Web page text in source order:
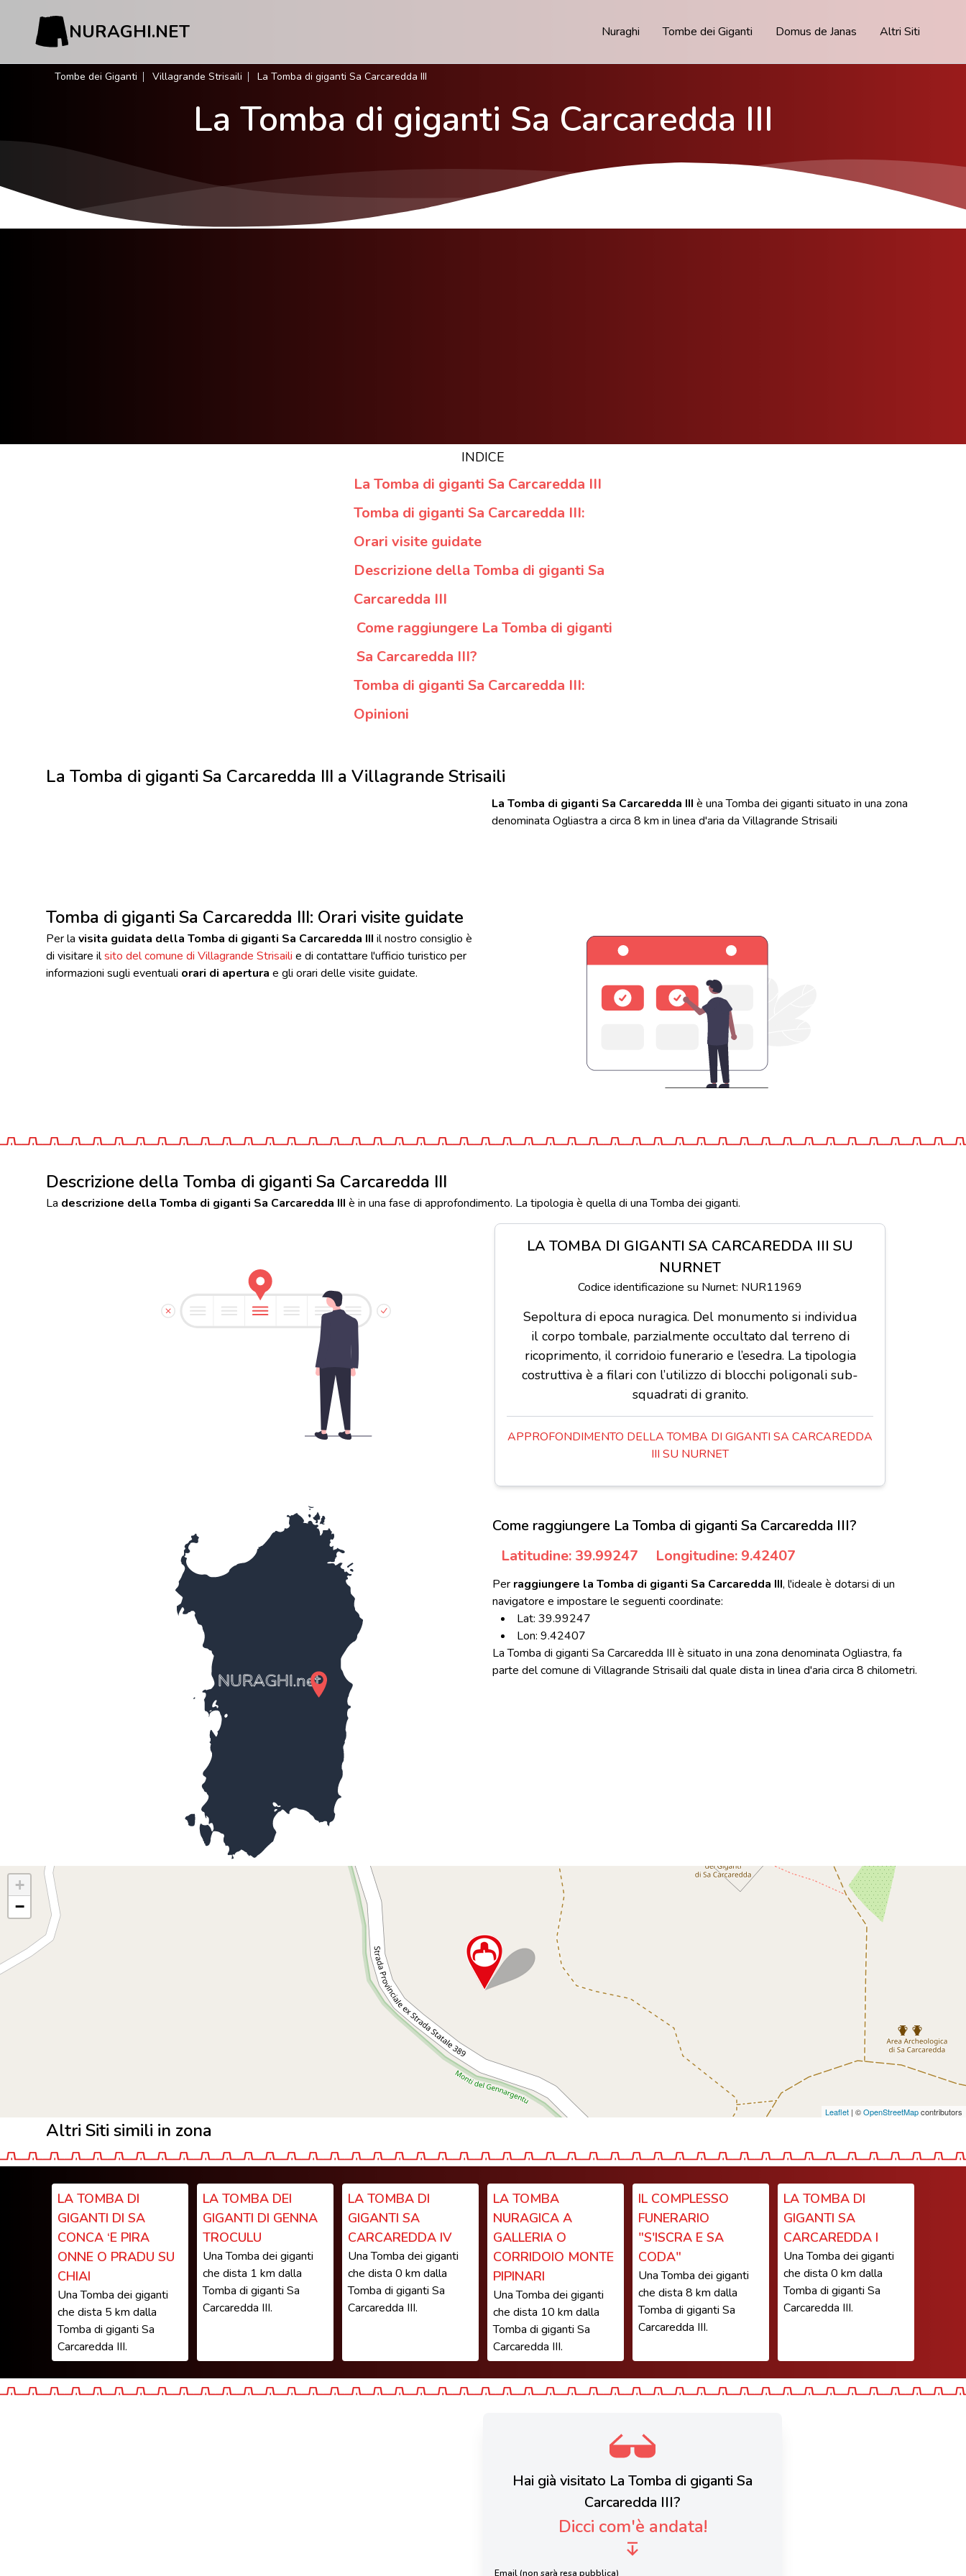
NURAGHI.NET Nuraghi Tombe dei Giganti Domus de Janas Altri Siti
Tombe dei Giganti Villagrande Strisaili La Tomba di giganti Sa Carcaredda III
La Tomba di giganti Sa Carcaredda III
INDICE
La Tomba di giganti Sa Carcaredda III
Tomba di giganti Sa Carcaredda III:
Orari visite guidate
Descrizione della Tomba di giganti Sa
Carcaredda III
Come raggiungere La Tomba di giganti
Sa Carcaredda III?
Tomba di giganti Sa Carcaredda III:
Opinioni
La Tomba di giganti Sa Carcaredda III a Villagrande Strisaili
La Tomba di giganti Sa Carcaredda III è una Tomba dei giganti situato in una zona
denominata Ogliastra a circa 8 km in linea d'aria da Villagrande Strisaili
Tomba di giganti Sa Carcaredda III: Orari visite guidate
Per la visita guidata della Tomba di giganti Sa Carcaredda III il nostro consiglio è
di visitare ilsito del comune di Villagrande Strisaili e di contattare l'ufficio turistico per
informazioni sugli eventuali orari di apertura e gli orari delle visite guidate.
Descrizione della Tomba di giganti Sa Carcaredda III
La descrizione della Tomba di giganti Sa Carcaredda III è in una fase di approfondimento. La tipologia è quella di una Tomba dei giganti.
LA TOMBA DI GIGANTI SA CARCAREDDA III SU
NURNET
Codice identificazione su Nurnet: NUR11969
Sepoltura di epoca nuragica. Del monumento si individua
il corpo tombale, parzialmente occultato dal terreno di
ricoprimento, il corridoio funerario e l’esedra. La tipologia
costruttiva è a filari con l’utilizzo di blocchi poligonali sub-
squadrati di granito.
APPROFONDIMENTO DELLA TOMBA DI GIGANTI SA CARCAREDDA
III SU NURNET
NURAGHI.net
Come raggiungere La Tomba di giganti Sa Carcaredda III?
Latitudine: 39.99247
Longitudine: 9.42407
Per raggiungere la Tomba di giganti Sa Carcaredda III, l'ideale è dotarsi di un
navigatore e impostare le seguenti coordinate:
Lat: 39.99247
Lon: 9.42407
La Tomba di giganti Sa Carcaredda III è situato in una zona denominata Ogliastra, fa
parte del comune di Villagrande Strisaili dal quale dista in linea d'aria circa 8 chilometri.
+
−
Leaflet | ©OpenStreetMapcontributors
Altri Siti simili in zona
LA TOMBA DI
GIGANTI DI SA
CONCA ‘E PIRA
ONNE O PRADU SU
CHIAI
Una Tomba dei giganti
che dista 5 km dalla
Tomba di giganti Sa
Carcaredda III.
LA TOMBA DEI
GIGANTI DI GENNA
TROCULU
Una Tomba dei giganti
che dista 1 km dalla
Tomba di giganti Sa
Carcaredda III.
LA TOMBA DI
GIGANTI SA
CARCAREDDA IV
Una Tomba dei giganti
che dista 0 km dalla
Tomba di giganti Sa
Carcaredda III.
LA TOMBA
NURAGICA A
GALLERIA O
CORRIDOIO MONTE
PIPINARI
Una Tomba dei giganti
che dista 10 km dalla
Tomba di giganti Sa
Carcaredda III.
IL COMPLESSO
FUNERARIO
"S'ISCRA E SA
CODA"
Una Tomba dei giganti
che dista 8 km dalla
Tomba di giganti Sa
Carcaredda III.
LA TOMBA DI
GIGANTI SA
CARCAREDDA I
Una Tomba dei giganti
che dista 0 km dalla
Tomba di giganti Sa
Carcaredda III.
Hai già visitato La Tomba di giganti Sa
Carcaredda III?
Dicci com'è andata!
Email (non sarà resa pubblica)